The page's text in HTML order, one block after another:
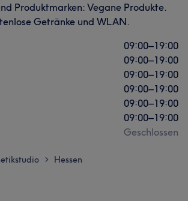
Produktmarken: Vegane Produkte.
Getränke und WLAN.
09:00–19:00
09:00–19:00
09:00–19:00
09:00–19:00
09:00–19:00
09:00–19:00
Geschlossen
> Hessen